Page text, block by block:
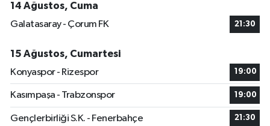
14 Ağustos, Cuma
Galatasaray - Çorum FK
21:30
15 Ağustos, Cumartesi
Konyaspor - Rizespor
19:00
Kasımpaşa - Trabzonspor 19:00
Gençlerbirliği S.K. - Fenerbahçe 21:30